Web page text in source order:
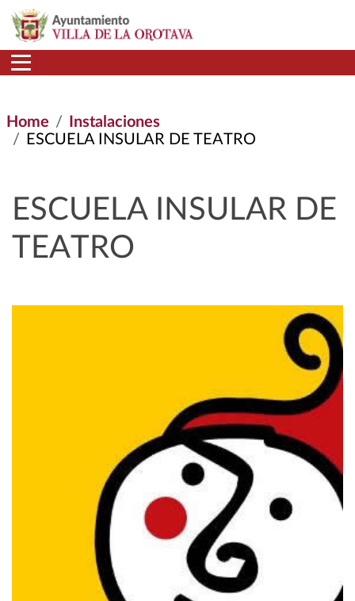
Skip to main content
Home
Instalaciones
ESCUELA INSULAR DE TEATRO
ESCUELA INSULAR DE
TEATRO